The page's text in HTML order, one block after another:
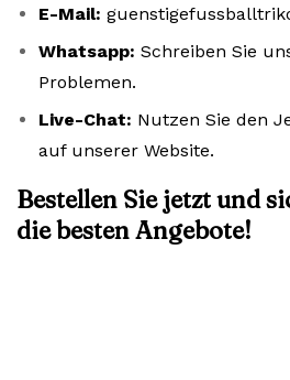
E-Mail:
Whatsapp: Schreiben Sie
Problemen.
Live-Chat: Nutzen Sie den
auf unserer Website.
Bestellen Sie jetzt und
die besten Angebote!